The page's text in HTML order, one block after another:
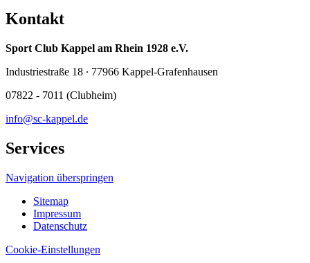
Kontakt
Sport Club Kappel am Rhein 1928 e.V.
Industriestraße 18 ∙ 77966 Kappel-Grafenhausen
07822 - 7011 (Clubheim)
info@sc-kappel.de
Services
Navigation überspringen
Sitemap
Impressum
Datenschutz
Cookie-Einstellungen